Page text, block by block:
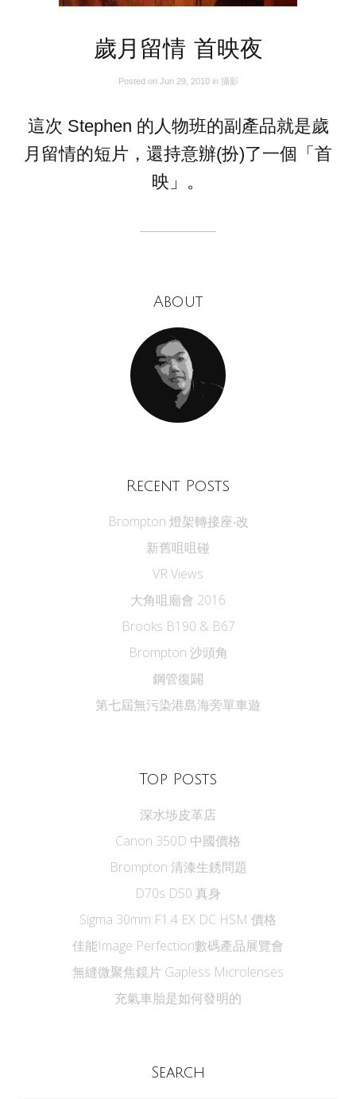
歲月留情 首映夜
Posted on Jun 29, 2010 in 攝影
這次 Stephen 的人物班的副產品就是歲
月留情的短片，還持意辦(扮)了一個「首
映」。
About
Recent Posts
Brompton 燈架轉接座‧改
新舊咀咀碰
VR Views
大角咀廟會 2016
Brooks B190 & B67
Brompton 沙頭角
鋼管復闢
第七屆無污染港島海旁單車遊
Top Posts
深水埗皮革店
Canon 350D 中國價格
Brompton 清漆生銹問題
D70s D50 真身
Sigma 30mm F1.4 EX DC HSM 價格
佳能Image Perfection數碼產品展覽會
無縫微聚焦鏡片 Gapless Microlenses
充氣車胎是如何發明的
Search